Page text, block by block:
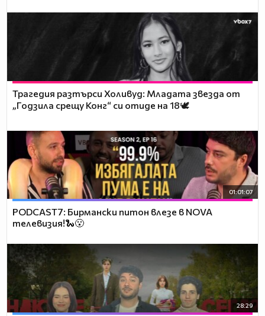
Трагедия разтърси Холивуд: Младата звезда от
„Годзила срещу Конг“ си отиде на 18🕊️
01:01:07
PODCAST7: Бирмански питон влезе в NOVA
телевизия!🐍😮
28:29